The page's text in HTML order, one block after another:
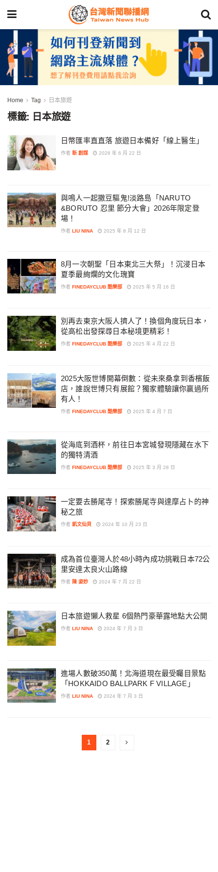
Home Tag 日本旅遊
標籤: 日本旅遊
日幣匯率直直落 旅遊日本備好「線上醫生」
作者 新 創媒 2026 年 6 月 22 日
與鳴人一起撒豆驅鬼!淡路島「NARUTO
&BORUTO 忍里 節分大會」2026年限定登
場！
作者 LIU NINA 2025 年 8 月 12 日
8月一次朝聖「日本東北三大祭」！沉浸日本
夏季最絢爛的文化瑰寶
作者 FINEDAYCLUB 酷樂部 2025 年 5 月 16 日
別再去東京大阪人擠人了！換個角度玩日本，
從高松出發探尋日本秘境更精彩！
作者 FINEDAYCLUB 酷樂部 2025 年 4 月 22 日
2025大阪世博開幕倒數：從未來桑拿到香檳飯
店，誰說世博只有展館？獨家體驗讓你贏過所
有人！
作者 FINEDAYCLUB 酷樂部 2025 年 4 月 7 日
從海底到酒杯，前往日本宮城發現隱藏在水下
的獨特清酒
作者 FINEDAYCLUB 酷樂部 2025 年 3 月 28 日
一定要去勝尾寺！探索勝尾寺與達摩占卜的神
秘之旅
作者 凱文仙貝 2024 年 10 月 23 日
成為首位臺灣人於48小時內成功挑戰日本72公
里安達太良火山路線
作者 陳 姿妙 2024 年 7 月 22 日
日本旅遊懶人救星 6個熱門豪華露地點大公開
作者 LIU NINA 2024 年 7 月 3 日
進場人數破350萬！北海道現在最受矚目景點
「HOKKAIDO BALLPARK F VILLAGE」
作者 LIU NINA 2024 年 7 月 3 日
1 2